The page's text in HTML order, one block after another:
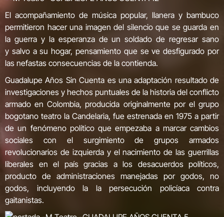
El acompañamiento de música popular, llanera y bambuco
permitieron hacer una imagen del silencio que se guarda en
la guerra y la esperanza de un soldado de regresar sano
y salvo a su hogar, pensamiento que se ve desfigurado por
las nefastas consecuencias de la contienda.
Guadalupe Años Sin Cuenta es una adaptación resultado de
investigaciones y hechos puntuales de la historia del conflicto
armado en Colombia, producida originalmente por el grupo
bogotano teatro la Candelaria, fue estrenada en 1975 a partir
de un fenómeno político que empezaba a marcar cambios
sociales con el surgimiento de grupos armados
revolucionarios de izquierda y el nacimiento de las guerrillas
liberales en el país gracias a los desacuerdos políticos,
producto de administraciones manejadas por godos, no
godos, incluyendo la la persecución policíaca contra
gaitanistas.